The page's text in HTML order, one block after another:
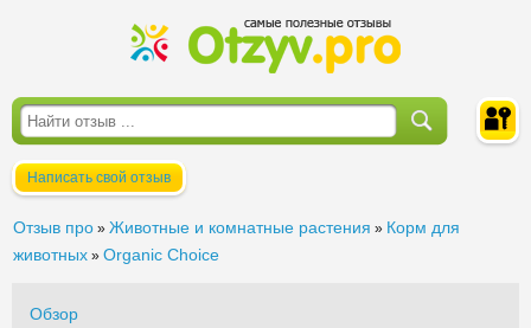
Написать свой отзыв
Отзыв про » Животные и комнатные растения » Корм для
животных » Organic Сhoice
Обзор